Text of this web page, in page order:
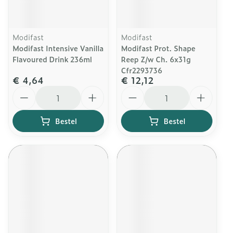
Modifast
Modifast Intensive Vanilla
Flavoured Drink 236ml
€ 4,64
Bestel
Modifast
Modifast Prot. Shape
Reep Z/w Ch. 6x31g
Cfr2293736
€ 12,12
Bestel